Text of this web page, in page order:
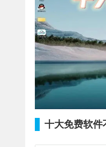
十大免费软件